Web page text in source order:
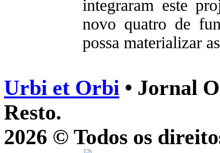
integraram este
novo quatro de
possa materializar
Urbi et Orbi • Jornal
Resto.
2026 © Todos os